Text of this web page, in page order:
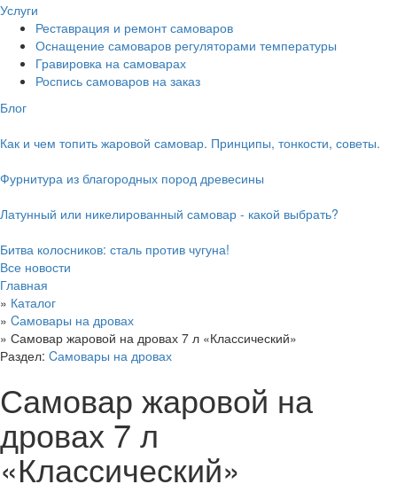
Услуги
Реставрация и ремонт самоваров
Оснащение самоваров регуляторами температуры
Гравировка на самоварах
Роспись самоваров на заказ
Блог
Как и чем топить жаровой самовар. Принципы, тонкости, советы.
Фурнитура из благородных пород древесины
Латунный или никелированный самовар - какой выбрать?
Битва колосников: сталь против чугуна!
Все новости
Главная
» Каталог
» Cамовары на дровах
» Самовар жаровой на дровах 7 л «Классический»
Раздел: Cамовары на дровах
Самовар жаровой на
дровах 7 л
«Классический»